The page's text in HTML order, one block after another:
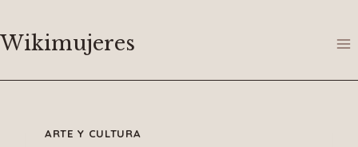
al
Wikimujeres
ARTE Y CULTURA